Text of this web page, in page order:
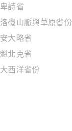
卑詩省
洛磯山脈與草原省份
安大略省
魁北克省
大西洋省份